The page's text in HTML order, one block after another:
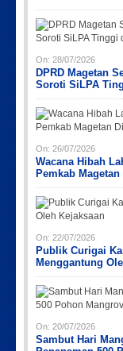
On: 28/07/2026
DPRD Magetan
Soroti SiLPA
On: 26/07/2026
Wacana Hibah
Pemkab
On: 22/07/2026
Publik Curigai
Menggantung
On: 20/07/2026
Sambut Hari